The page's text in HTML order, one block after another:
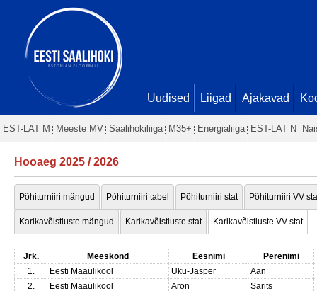
Uudised Liigad Ajakavad
EST-LAT M Meeste MV Saalihokiliiga M35+ Energialiiga EST-LAT N
Hooaeg 2025 / 2026
Põhiturniiri mängud Põhiturniiri tabel Põhiturniiri stat Põhiturniiri VV
Karikavõistluste mängud Karikavõistluste stat Karikavõistluste VV stat
Jrk. Meeskond Eesnimi
Perenimi
1.
Eesti Maaülikool Uku-Jasper
Aan
2.
Eesti Maaülikool Aron
Sarits